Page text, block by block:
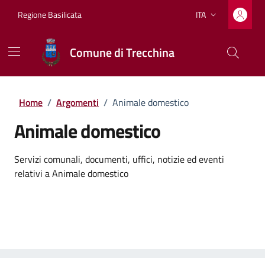
Regione Basilicata Lingua attiva:
ITA
Comune di Trecchina
Home / Argomenti / Animale domestico
Animale domestico
Dettagli dell'argomento
Servizi comunali, documenti, uffici, notizie ed eventi
relativi a Animale domestico